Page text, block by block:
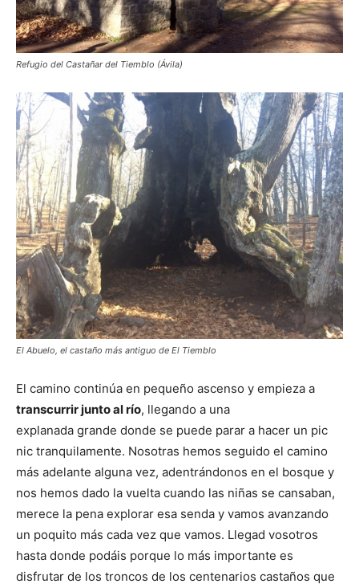
Refugio del Castañar del Tiemblo (Ávila)
El Abuelo, el castaño más antiguo de El Tiemblo
El camino continúa en pequeño ascenso y empieza a
transcurrir junto al río, llegando a una
explanada grande donde se puede parar a hacer un pic
nic tranquilamente. Nosotras hemos seguido el camino
más adelante alguna vez, adentrándonos en el bosque y
nos hemos dado la vuelta cuando las niñas se cansaban,
merece la pena explorar esa senda y vamos avanzando
un poquito más cada vez que vamos. Llegad vosotros
hasta donde podáis porque lo más importante es
disfrutar de los troncos de los centenarios castaños que